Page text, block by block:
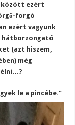
között ezért
forgó
ezért vagyunk
hátborzongató
(azt hiszem,
még
le a pincébe.”